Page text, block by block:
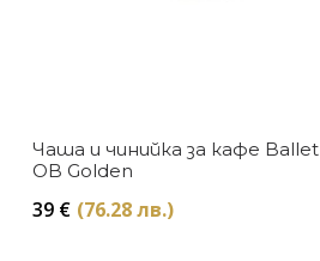
Чаша и чинийка за кафе Ballet
OB Golden
39 € (76.28 лв.)